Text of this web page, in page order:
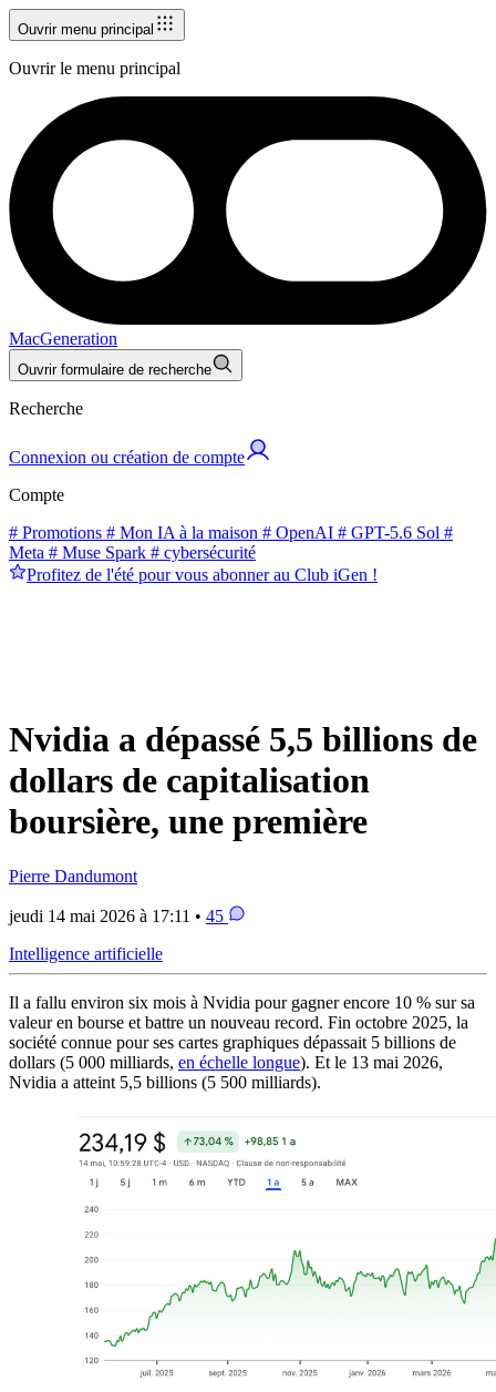
Ouvrir menu principal
Ouvrir le menu principal
MacGeneration
Ouvrir formulaire de recherche
Recherche
Connexion ou création de compte
Compte
# Promotions # Mon IA à la maison # OpenAI # GPT-5.6 Sol #
Meta # Muse Spark # cybersécurité
Profitez de l'été pour vous abonner au Club iGen !
Nvidia a dépassé 5,5 billions de
dollars de capitalisation
boursière, une première
Pierre Dandumont
jeudi 14 mai 2026 à 17:11 • 45
Intelligence artificielle
Il a fallu environ six mois à Nvidia pour gagner encore 10 % sur sa
valeur en bourse et battre un nouveau record. Fin octobre 2025, la
société connue pour ses cartes graphiques dépassait 5 billions de
dollars (5 000 milliards, en échelle longue). Et le 13 mai 2026,
Nvidia a atteint 5,5 billions (5 500 milliards).